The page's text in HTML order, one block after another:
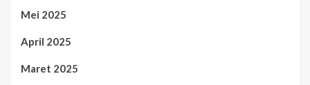
Mei 2025
April 2025
Maret 2025